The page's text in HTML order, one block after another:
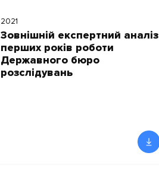
2021
Зовнішній експертний аналіз
перших років роботи
Державного бюро
розслідувань